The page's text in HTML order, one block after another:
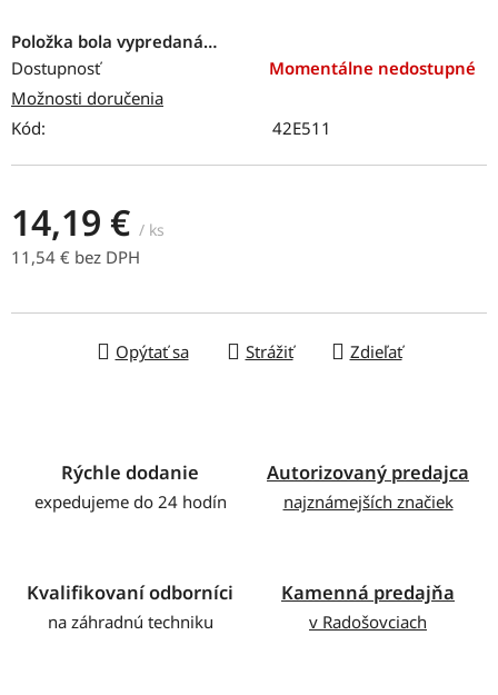
Položka bola vypredaná…
Dostupnosť
Momentálne nedostupné
Možnosti doručenia
Kód:
42E511
14,19 € / ks
11,54 € bez DPH
Opýtať sa Strážiť Zdieľať
Rýchle dodanie
expedujeme do 24 hodín
Autorizovaný predajca
najznámejších značiek
Kvalifikovaní odborníci
na záhradnú techniku
Kamenná predajňa
v Radošovciach